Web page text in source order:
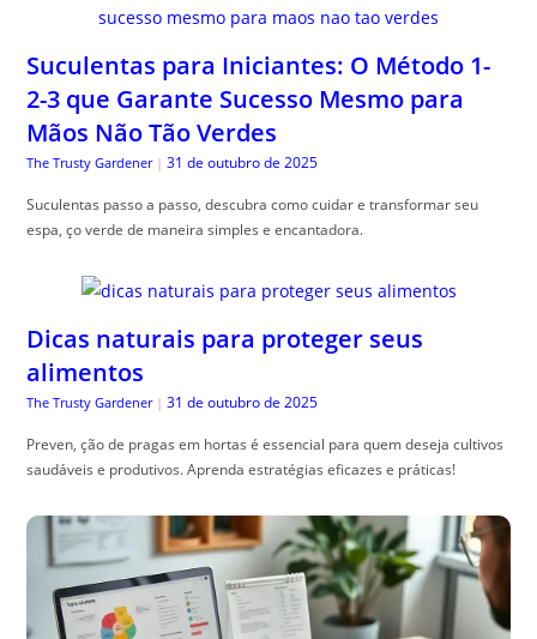
Suculentas para Iniciantes: O Método 1-
2-3 que Garante Sucesso Mesmo para
Mãos Não Tão Verdes
The Trusty Gardener | 31 de outubro de 2025
Suculentas passo a passo, descubra como cuidar e transformar seu
espa, ço verde de maneira simples e encantadora.
Dicas naturais para proteger seus
alimentos
The Trusty Gardener | 31 de outubro de 2025
Preven, ção de pragas em hortas é essencial para quem deseja cultivos
saudáveis e produtivos. Aprenda estratégias eficazes e práticas!